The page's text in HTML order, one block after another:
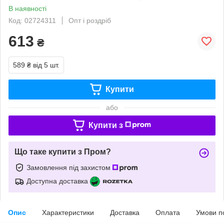
В наявності
Код: 02724311
Опт і роздріб
613 ₴
589 ₴ від 5 шт.
Купити
або
Купити з
Що таке купити з Пром?
Замовлення під захистом
Доступна доставка
Опис Характеристики Доставка Оплата Умови